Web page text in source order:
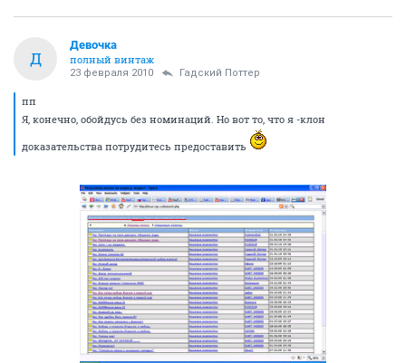
Д
Девочка
полный винтаж
23 февраля 2010 Гадский Поттер
пп
Я, конечно, обойдусь без номинаций. Но вот то, что я -клон
доказательства потрудитесь предоставить